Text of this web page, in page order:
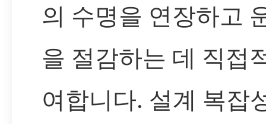
의 수명을 연장하고
을 절감하는 데 직접
여합니다. 설계 복잡